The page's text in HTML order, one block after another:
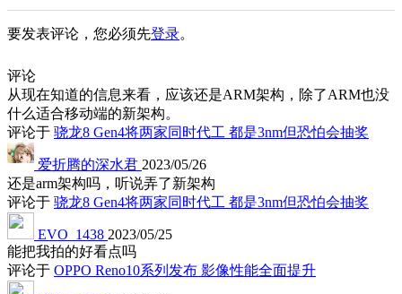
要发表评论，您必须先登录。
评论
从现在知道的信息来看，应该还是ARM架构，除了ARM也没
什么适合移动端的新架构。
评论于 骁龙8 Gen4将两家同时代工 都是3nm但恐怕会抽奖
爱折腾的深水君 2023/05/26
还是arm架构吗，听说弄了新架构
评论于 骁龙8 Gen4将两家同时代工 都是3nm但恐怕会抽奖
EVO_1438 2023/05/25
能把我拍的好看点吗
评论于 OPPO Reno10系列发布 影像性能全面提升